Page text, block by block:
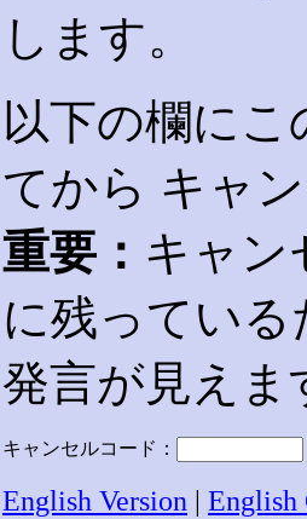
します。
以下の欄に
てから キャ
重要： キャン
に残ってい
発言が見えま
キャンセルコード：
English Version | English